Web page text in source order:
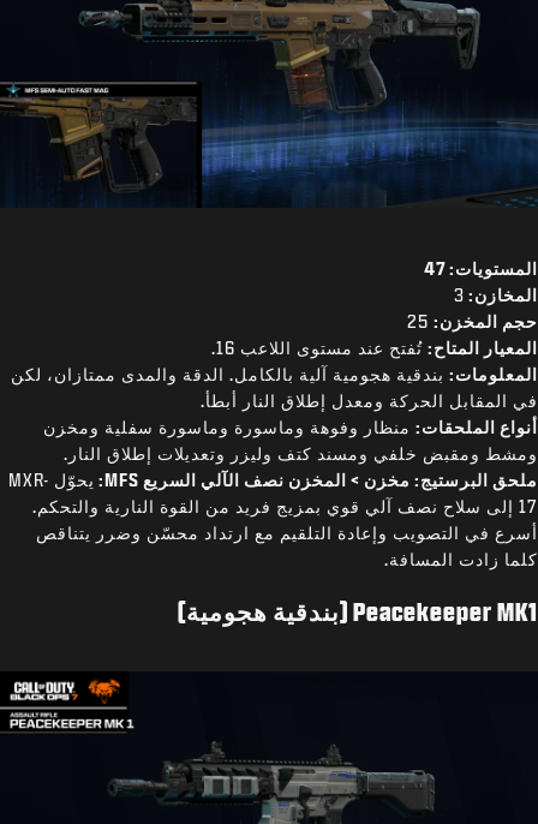
المستويات: 47
المخازن: 3
حجم المخزن:
المعيار المتاح: تُفتح عند مستوى اللاعب 16.
المعلومات: بندقية هجومية آلية بالكامل. الدقة والمدى ممتازان، لكن
في المقابل الحركة ومعدل إطلاق النار أبطأ.
أنواع الملحقات: منظار وفوهة وماسورة وماسورة سفلية ومخزن
ومشط ومقبض خلفي ومسند كتف وليزر وتعديلات إطلاق النار.
ملحق البرستيج: مخزن > المخزن نصف الآلي السريع MFS:
يحوّل MXR-
17 إلى سلاح نصف آلي قوي بمزيج فريد من القوة النارية والتحكم.
أسرع في التصويب وإعادة التلقيم مع ارتداد محسّن وضرر يتناقص
كلما زادت المسافة.
Peacekeeper MK1 (بندقية هجومية)